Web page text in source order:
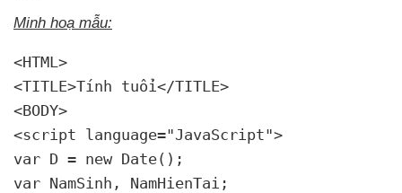
Minh hoạ mẫu:
<HTML>
<TITLE>Tính tuổi</TITLE>
<BODY>
<script language="JavaScript">
var D = new Date();
var NamSinh , NamHienTai;